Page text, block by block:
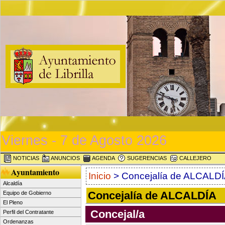
Viernes - 7 de Agosto 2026
NOTICIAS ANUNCIOS AGENDA SUGERENCIAS CALLEJERO
Ayuntamiento
Alcaldía
Equipo de Gobierno
El Pleno
Perfil del Contratante
Ordenanzas
Inicio > Concejalía de
Concejalía de ALCALDÍA
Concejal/a